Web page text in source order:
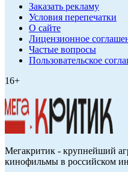
Заказать рекламу
Условия перепечатки
О сайте
Лицензионное
Частые вопросы
Пользовательское
16+
Мегакритик - крупнейший
кинофильмы в российском